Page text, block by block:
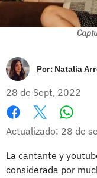
Por: Natalia
28 de Sept, 2022
Facebook
X
Actualizado: 28 de
La cantante y
considerada por